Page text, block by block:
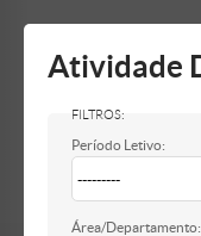
barra
Atividade
Período Letivo:
Área/Departamento: